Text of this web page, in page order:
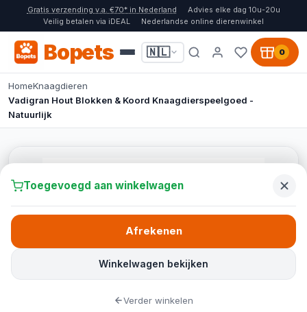
Gratis verzending v.a. €70* in Nederland
Advies elke dag 10u-20u
Veilig betalen via iDEAL
Nederlandse online dierenwinkel
Bopets 🇳🇱 0
HomeKnaagdieren
Vadigran Hout Blokken & Koord Knaagdierspeelgoed -
Natuurlijk
Toegevoegd aan winkelwagen
Winkelwagen bekijken
Afrekenen
Verder winkelen